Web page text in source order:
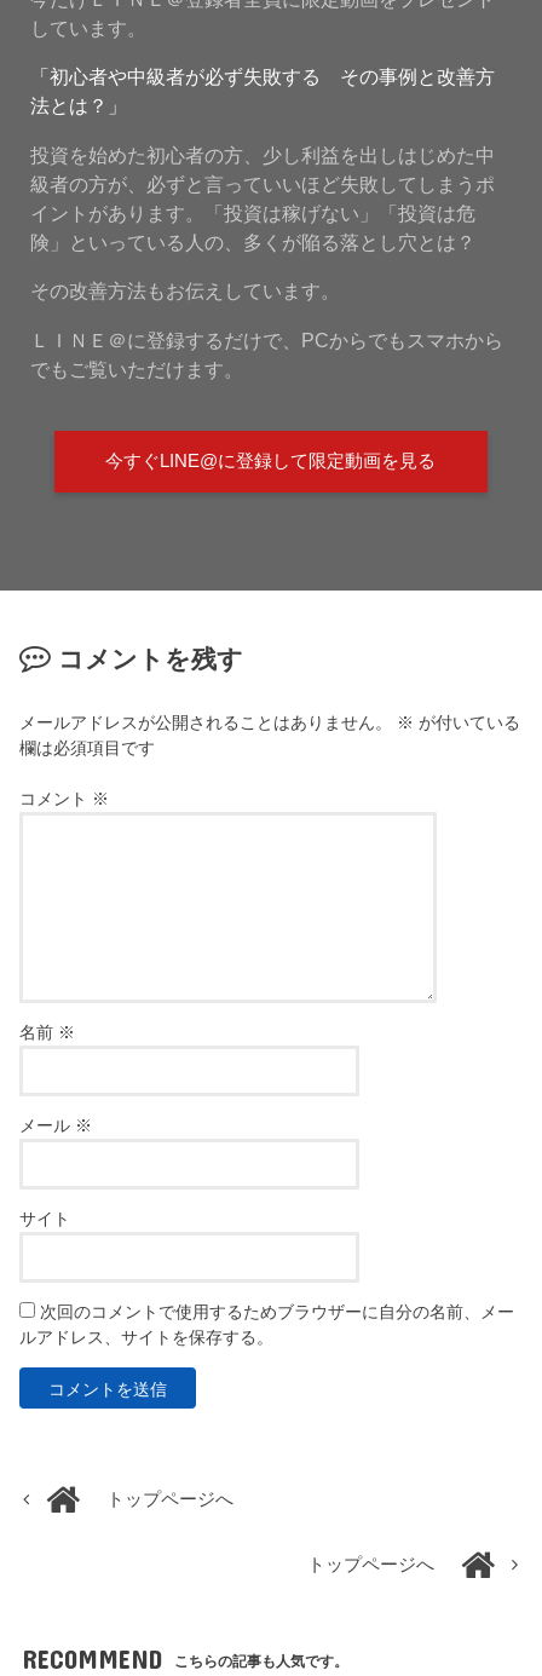
しています。
「初心者や中級者が必ず失敗する その事例と改善方
法とは？」
投資を始めた初心者の方、少し利益を出しはじめた中
級者の方が、必ずと言っていいほど失敗してしまうポ
イントがあります。「投資は稼げない」「投資は危
険」といっている人の、多くが陥る落とし穴とは？
その改善方法もお伝えしています。
ＬＩＮＥ＠に登録するだけで、PCからでもスマホから
でもご覧いただけます。
今すぐLINE@に登録して限定動画を見る
コメントを残す
メールアドレスが公開されることはありません。 ※ が付いている
欄は必須項目です
コメント ※
名前 ※
メール ※
サイト
次回のコメントで使用するためブラウザーに自分の名前、メー
ルアドレス、サイトを保存する。
トップページへ
トップページへ
RECOMMEND こちらの記事も人気です。